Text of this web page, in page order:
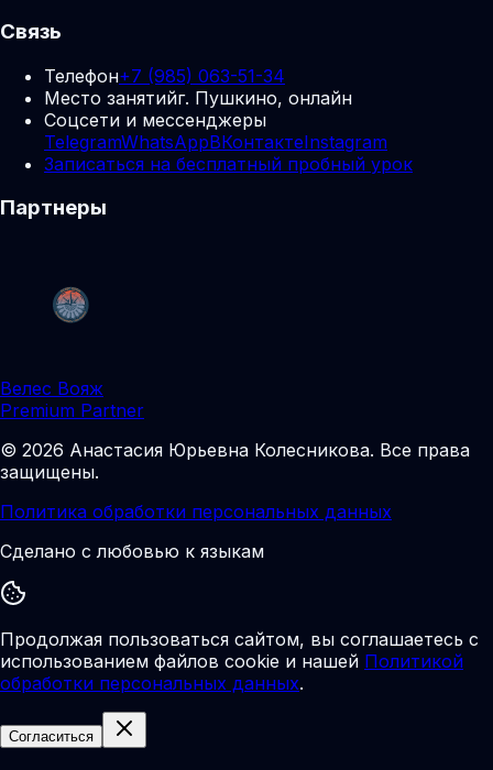
Связь
Телефон+7 (985) 063-51-34
Место занятийг. Пушкино, онлайн
Соцсети и мессенджеры
TelegramWhatsAppВКонтактеInstagram
Записаться на бесплатный пробный урок
Партнеры
Велес Вояж
Premium Partner
© 2026 Анастасия Юрьевна Колесникова. Все права
защищены.
Политика обработки персональных данных
Сделано с любовью к языкам
Продолжая пользоваться сайтом, вы соглашаетесь с
использованием файлов cookie и нашей Политикой
обработки персональных данных.
Согласиться